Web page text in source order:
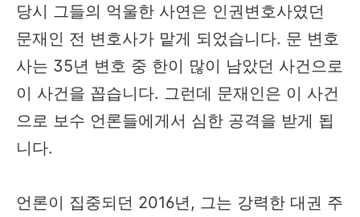
당시 그들의 억울한 사연은 인권변호사였던
문재인 전 변호사가 맡게 되었습니다. 문 변호
사는 35년 변호 중 한이 많이 남았던 사건으로
이 사건을 꼽습니다. 그런데 문재인은 이 사건
으로 보수 언론들에게서 심한 공격을 받게 됩
니다.
언론이 집중되던 2016년, 그는 강력한 대권 주